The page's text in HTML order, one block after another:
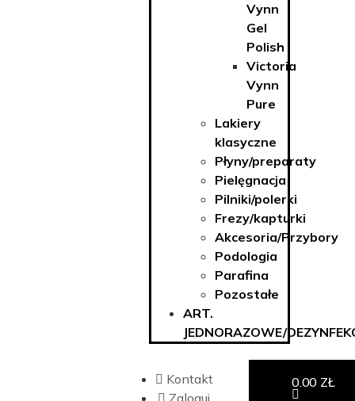
Vynn
Gel
Polish
Victoria
Vynn
Pure
Lakiery
klasyczne
Płyny/preparaty
Pielęgnacja
Pilniki/polerki
Frezy/kapturki
Akcesoria/Przybory
Podologia
Parafina
Pozostałe
ART.
JEDNORAZOWE/
Kontakt
Zaloguj
0.00 ZŁ